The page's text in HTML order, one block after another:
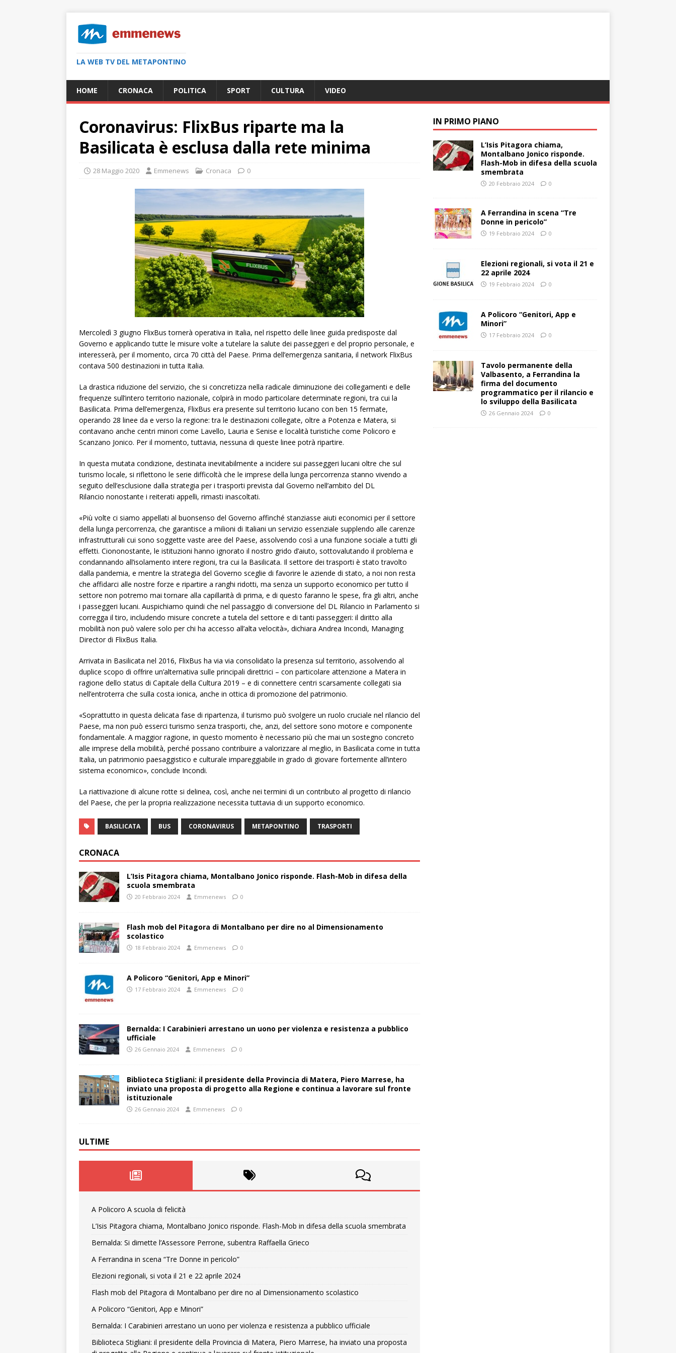
LA WEB TV DEL METAPONTINO
HOME CRONACA POLITICA SPORT CULTURA VIDEO
Coronavirus: FlixBus riparte ma la
Basilicata è esclusa dalla rete minima
28 Maggio 2020 Emmenews Cronaca 0
Mercoledì 3 giugno FlixBus tornerà operativa in Italia, nel rispetto delle linee guida predisposte dal
Governo e applicando tutte le misure volte a tutelare la salute dei passeggeri e del proprio personale, e
interesserà, per il momento, circa 70 città del Paese. Prima dell’emergenza sanitaria, il network FlixBus
contava 500 destinazioni in tutta Italia.
La drastica riduzione del servizio, che si concretizza nella radicale diminuzione dei collegamenti e delle
frequenze sull’intero territorio nazionale, colpirà in modo particolare determinate regioni, tra cui la
Basilicata. Prima dell’emergenza, FlixBus era presente sul territorio lucano con ben 15 fermate,
operando 28 linee da e verso la regione: tra le destinazioni collegate, oltre a Potenza e Matera, si
contavano anche centri minori come Lavello, Lauria e Senise e località turistiche come Policoro e
Scanzano Jonico. Per il momento, tuttavia, nessuna di queste linee potrà ripartire.
In questa mutata condizione, destinata inevitabilmente a incidere sui passeggeri lucani oltre che sul
turismo locale, si riflettono le serie difficoltà che le imprese della lunga percorrenza stanno vivendo a
seguito dell’esclusione dalla strategia per i trasporti prevista dal Governo nell’ambito del DL
Rilancio nonostante i reiterati appelli, rimasti inascoltati.
«Più volte ci siamo appellati al buonsenso del Governo affinché stanziasse aiuti economici per il settore
della lunga percorrenza, che garantisce a milioni di Italiani un servizio essenziale supplendo alle carenze
infrastrutturali cui sono soggette vaste aree del Paese, assolvendo così a una funzione sociale a tutti gli
effetti. Ciononostante, le istituzioni hanno ignorato il nostro grido d’aiuto, sottovalutando il problema e
condannando all’isolamento intere regioni, tra cui la Basilicata. Il settore dei trasporti è stato travolto
dalla pandemia, e mentre la strategia del Governo sceglie di favorire le aziende di stato, a noi non resta
che affidarci alle nostre forze e ripartire a ranghi ridotti, ma senza un supporto economico per tutto il
settore non potremo mai tornare alla capillarità di prima, e di questo faranno le spese, fra gli altri, anche
i passeggeri lucani. Auspichiamo quindi che nel passaggio di conversione del DL Rilancio in Parlamento si
corregga il tiro, includendo misure concrete a tutela del settore e di tanti passeggeri: il diritto alla
mobilità non può valere solo per chi ha accesso all’alta velocità», dichiara Andrea Incondi, Managing
Director di FlixBus Italia.
Arrivata in Basilicata nel 2016, FlixBus ha via via consolidato la presenza sul territorio, assolvendo al
duplice scopo di offrire un’alternativa sulle principali direttrici – con particolare attenzione a Matera in
ragione dello status di Capitale della Cultura 2019 – e di connettere centri scarsamente collegati sia
nell’entroterra che sulla costa ionica, anche in ottica di promozione del patrimonio.
«Soprattutto in questa delicata fase di ripartenza, il turismo può svolgere un ruolo cruciale nel rilancio del
Paese, ma non può esserci turismo senza trasporti, che, anzi, del settore sono motore e componente
fondamentale. A maggior ragione, in questo momento è necessario più che mai un sostegno concreto
alle imprese della mobilità, perché possano contribuire a valorizzare al meglio, in Basilicata come in tutta
Italia, un patrimonio paesaggistico e culturale impareggiabile in grado di giovare fortemente all’intero
sistema economico», conclude Incondi.
La riattivazione di alcune rotte si delinea, così, anche nei termini di un contributo al progetto di rilancio
del Paese, che per la propria realizzazione necessita tuttavia di un supporto economico.
BASILICATA BUS CORONAVIRUS METAPONTINO TRASPORTI
CRONACA
L’Isis Pitagora chiama, Montalbano Jonico risponde. Flash-Mob in difesa della
scuola smembrata
20 Febbraio 2024 Emmenews 0
Flash mob del Pitagora di Montalbano per dire no al Dimensionamento
scolastico
18 Febbraio 2024 Emmenews 0
A Policoro “Genitori, App e Minori”
17 Febbraio 2024 Emmenews 0
Bernalda: I Carabinieri arrestano un uono per violenza e resistenza a pubblico
ufficiale
26 Gennaio 2024 Emmenews 0
Biblioteca Stigliani: il presidente della Provincia di Matera, Piero Marrese, ha
inviato una proposta di progetto alla Regione e continua a lavorare sul fronte
istituzionale
26 Gennaio 2024 Emmenews 0
ULTIME
A Policoro A scuola di felicità
L’Isis Pitagora chiama, Montalbano Jonico risponde. Flash-Mob in difesa della scuola smembrata
Bernalda: Si dimette l’Assessore Perrone, subentra Raffaella Grieco
A Ferrandina in scena “Tre Donne in pericolo”
Elezioni regionali, si vota il 21 e 22 aprile 2024
Flash mob del Pitagora di Montalbano per dire no al Dimensionamento scolastico
A Policoro “Genitori, App e Minori”
Bernalda: I Carabinieri arrestano un uono per violenza e resistenza a pubblico ufficiale
Biblioteca Stigliani: il presidente della Provincia di Matera, Piero Marrese, ha inviato una proposta
IN PRIMO PIANO
L’Isis Pitagora chiama,
Montalbano Jonico risponde.
Flash-Mob in difesa della scuola
smembrata
20 Febbraio 2024 0
A Ferrandina in scena “Tre
Donne in pericolo”
19 Febbraio 2024 0
Elezioni regionali, si vota il 21 e
22 aprile 2024
19 Febbraio 2024 0
A Policoro “Genitori, App e
Minori”
17 Febbraio 2024 0
Tavolo permanente della
Valbasento, a Ferrandina la
firma del documento
programmatico per il rilancio e
lo sviluppo della Basilicata
26 Gennaio 2024 0